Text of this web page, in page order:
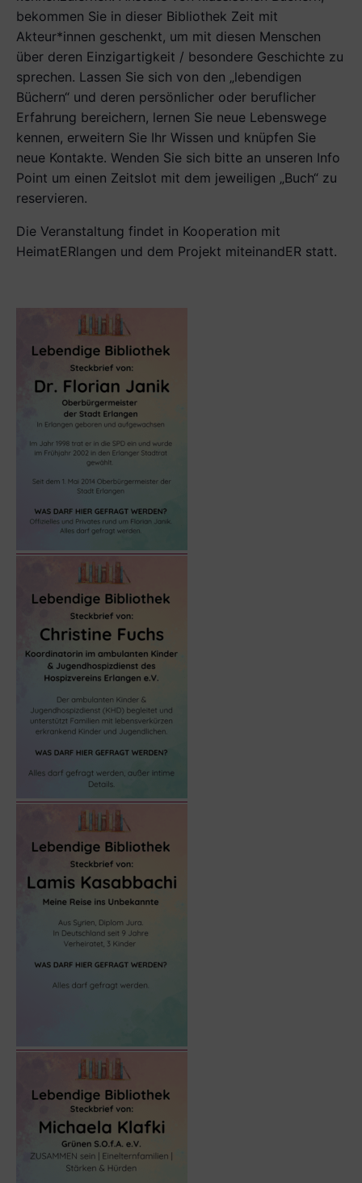
bekommen Sie in dieser Bibliothek Zeit mit
Akteur*innen geschenkt, um mit diesen Menschen
über deren Einzigartigkeit / besondere Geschichte zu
sprechen. Lassen Sie sich von den „lebendigen
Büchern“ und deren persönlicher oder beruflicher
Erfahrung bereichern, lernen Sie neue Lebenswege
kennen, erweitern Sie Ihr Wissen und knüpfen Sie
neue Kontakte. Wenden Sie sich bitte an unseren Info
Point um einen Zeitslot mit dem jeweiligen „Buch“ zu
reservieren.
Die Veranstaltung findet in Kooperation mit
HeimatERlangen und dem Projekt miteinandER statt.